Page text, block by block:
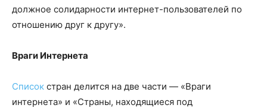
должное солидарности интернет-пользователей по
отношению друг к другу».
Враги Интернета
Список стран делится на две части — «Враги
интернета» и «Страны, находящиеся под